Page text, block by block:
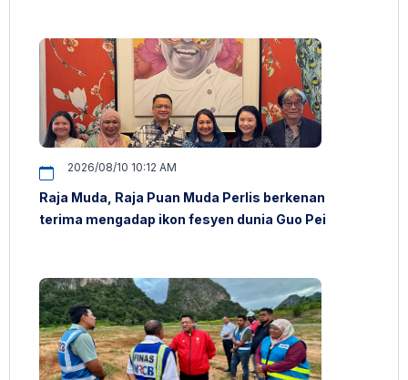
2026/08/10 10:12 AM
Raja Muda, Raja Puan Muda Perlis berkenan
terima mengadap ikon fesyen dunia Guo Pei